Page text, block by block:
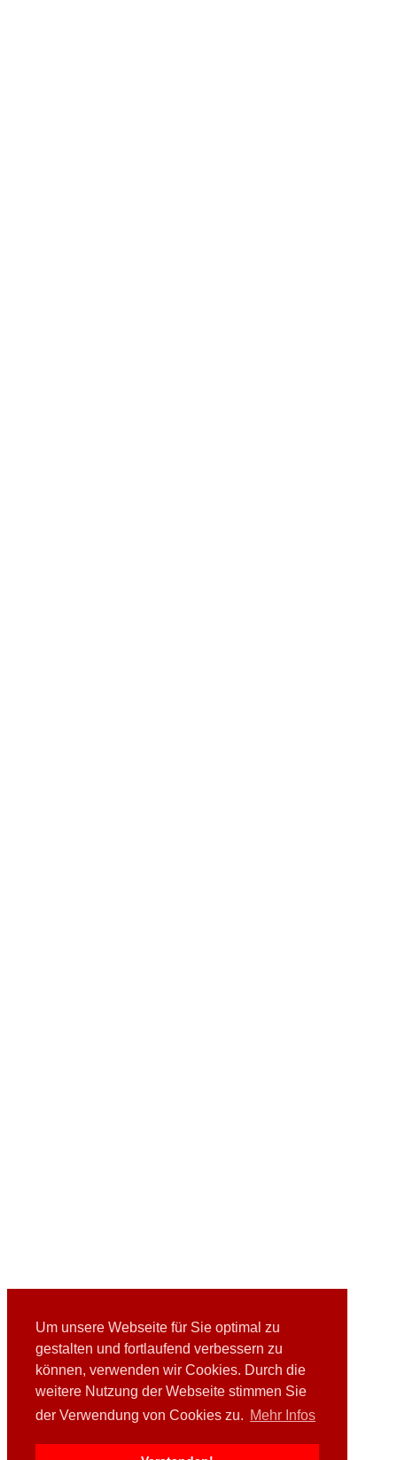
Um unsere Webseite für Sie optimal zu
gestalten und fortlaufend verbessern zu
können, verwenden wir Cookies. Durch die
weitere Nutzung der Webseite stimmen Sie
der Verwendung von Cookies zu. Mehr Infos